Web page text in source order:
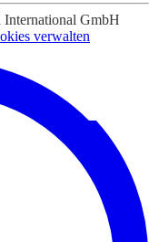
GmbH
verwalten